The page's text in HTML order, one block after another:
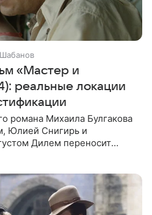
«Мастер и
реальные локации
романа Михаила Булгакова
Юлией Снигирь и
Дилем переносит